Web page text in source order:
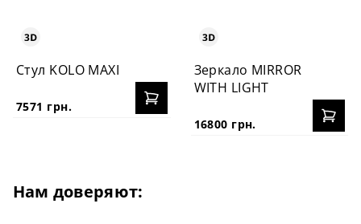
Стул KOLO MAXI
7571 грн.
Зеркало MIRROR
WITH LIGHT
16800 грн.
Нам доверяют: